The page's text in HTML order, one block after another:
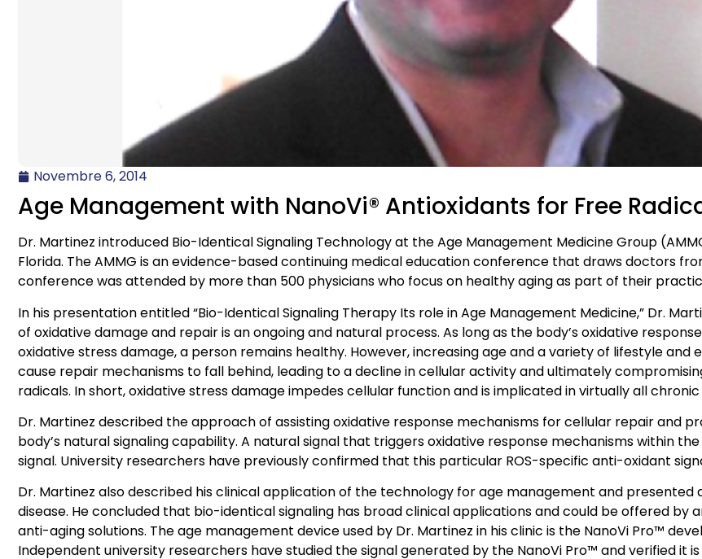
Novembre 6, 2014
Age Management with NanoVi® Antioxidants for Free
Dr. Martinez introduced Bio-Identical Signaling Technology at the Age Management Medicine Group
Florida. The AMMG is an evidence-based continuing medical education conference that draws doctors
conference was attended by more than 500 physicians who focus on healthy aging as part of their
In his presentation entitled “Bio-Identical Signaling Therapy Its role in Age Management Medicine,” Dr.
of oxidative damage and repair is an ongoing and natural process. As long as the body’s oxidative
oxidative stress damage, a person remains healthy. However, increasing age and a variety of lifestyle
cause repair mechanisms to fall behind, leading to a decline in cellular activity and ultimately
radicals. In short, oxidative stress damage impedes cellular function and is implicated in virtually all chronic
Dr. Martinez described the approach of assisting oxidative response mechanisms for cellular repair and
body’s natural signaling capability. A natural signal that triggers oxidative response mechanisms within
signal. University researchers have previously confirmed that this particular ROS-specific anti-oxidant
Dr. Martinez also described his clinical application of the technology for age management and presented
disease. He concluded that bio-identical signaling has broad clinical applications and could be offered by
anti-aging solutions. The age management device used by Dr. Martinez in his clinic is the NanoVi Pro™
Independent university researchers have studied the signal generated by the NanoVi Pro™ and verified it